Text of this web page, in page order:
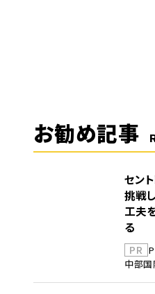
お勧め記事
セン
挑戦
工夫
る
PR
中部